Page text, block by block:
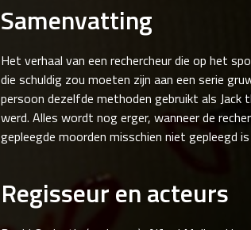
Samenvatting
Het verhaal van een rechercheur die op het
die schuldig zou moeten zijn aan een serie
persoon dezelfde methoden gebruikt als Jack
werd. Alles wordt nog erger, wanneer de
gepleegde moorden misschien niet gepleegd
Regisseur en acteurs